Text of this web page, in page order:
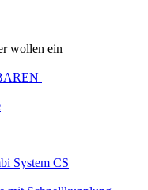
wollen ein
System CS